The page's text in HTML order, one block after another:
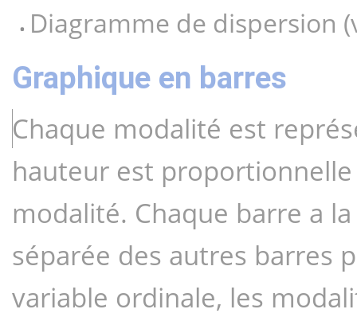
Diagramme de dispersion
Graphique en barres
Chaque modalité est
hauteur est
modalité. Chaque barre a
séparée des autres barres
variable ordinale, les